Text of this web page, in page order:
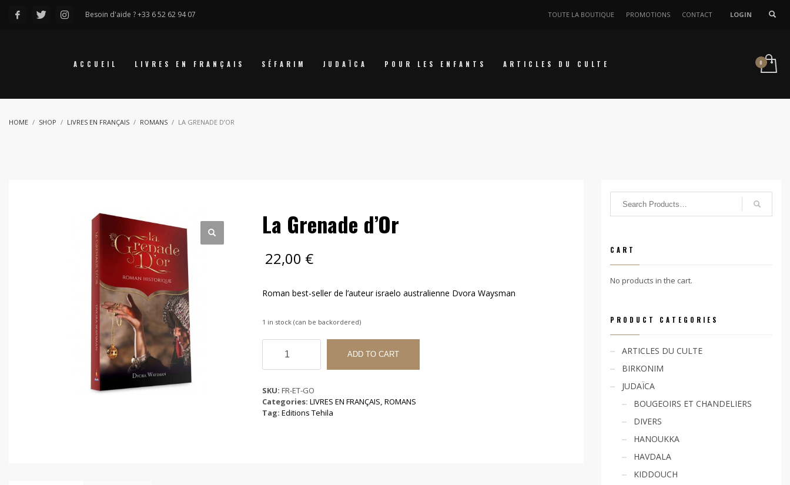
Besoin d'aide ? +33 6 52 62 94 07 TOUTE LA BOUTIQUE PROMOTIONS CONTACT LOGIN
ACCUEIL LIVRES EN FRANÇAIS SÉFARIM JUDAÏCA POUR LES ENFANTS ARTICLES DU CULTE
HOME SHOP LIVRES EN FRANÇAIS ROMANS LA GRENADE D’OR
La Grenade d’Or
22,00 €
Roman best-seller de l’auteur israelo australienne Dvora Waysman
1 in stock (can be backordered)
La
Grenade
d'Or
ADD TO CART
SKU: FR-ET-GO
Categories: LIVRES EN FRANÇAIS, ROMANS
Tag: Editions Tehila
CART
No products in the cart.
PRODUCT CATEGORIES
ARTICLES DU CULTE
BIRKONIM
JUDAÏCA
BOUGEOIRS ET CHANDELIERS
DIVERS
HANOUKKA
HAVDALA
KIDDOUCH